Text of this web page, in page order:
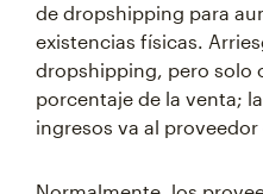
de dropshipping para
existencias físicas.
dropshipping, pero solo
porcentaje de la venta;
ingresos va al